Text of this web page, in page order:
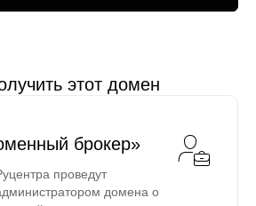
этот домен
брокер»
проведут
домена о